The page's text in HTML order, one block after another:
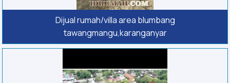
Dijual rumah/villa area blumbang
tawangmangu,karanganyar